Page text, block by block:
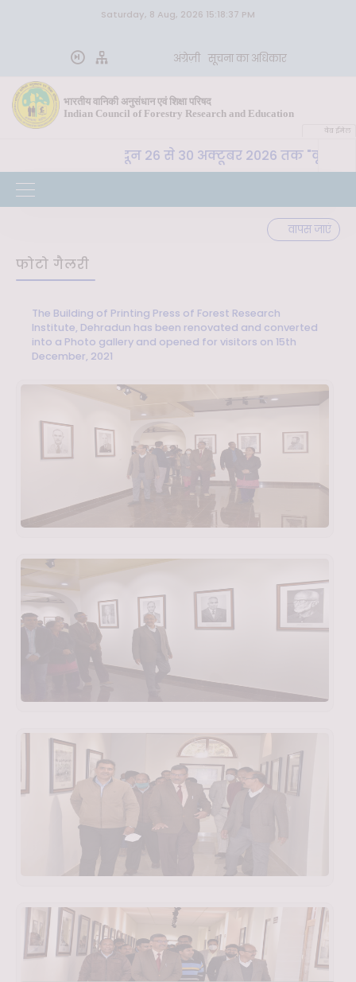
Saturday, 8 Aug, 2026 15:18:37 PM
अंग्रेज़ी सूचना का अधिकार
भारतीय वानिकी अनुसंधान एवं शिक्षा परिषद
Indian Council of Forestry Research and Education
वेब ईमेल
अ. शि. प. , देहरादून 26 से 30 अक्टूबर 2026 तक "कृषि-
वापस जाएं
फोटो गैलरी
The Building of Printing Press of Forest Research
Institute, Dehradun has been renovated and converted
into a Photo gallery and opened for visitors on 15th
December, 2021